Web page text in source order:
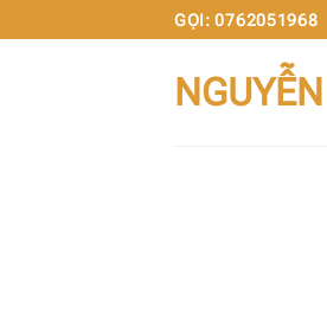
GỌI: 0762051968